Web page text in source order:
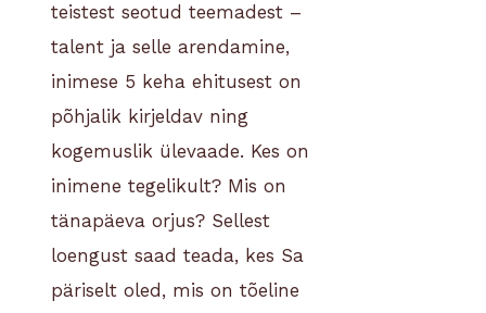
teistest seotud teemadest –
talent ja selle arendamine,
inimese 5 keha ehitusest on
põhjalik kirjeldav ning
kogemuslik ülevaade. Kes on
inimene tegelikult? Mis on
tänapäeva orjus? Sellest
loengust saad teada, kes Sa
päriselt oled, mis on tõeline